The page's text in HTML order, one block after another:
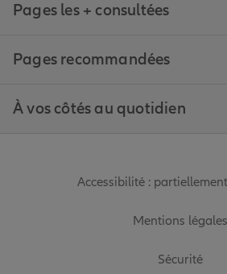
Pages les + consultées
Pages recommandées
À vos côtés au quotidien
Accessibilité :
Mentions légales
Sécurité